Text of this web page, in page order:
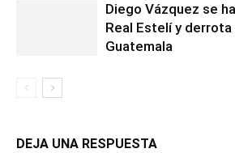
Diego Vázquez se
Real Estelí y derrota
Guatemala
DEJA UNA RESPUESTA